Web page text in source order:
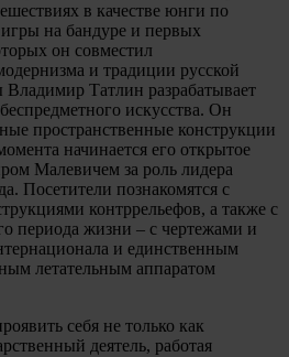
в качестве юнги по
на бандуре и первых
он совместил
и традиции русской
Татлин разрабатывает
искусства. Он
пространственные конструкции
начинается его открытое
Малевичем за роль лидера
Посетители познакомятся с
контррельефов, а также с
периода жизни – с чертежами и
и единственным
летательным аппаратом
себя не только как
деятель, работая